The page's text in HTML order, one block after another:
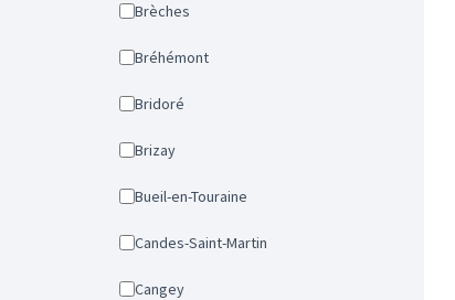
Brèches
Bréhémont
Bridoré
Brizay
Bueil-en-Touraine
Candes-Saint-Martin
Cangey